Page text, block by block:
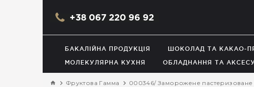
+38 067 220 96 92
БАКАЛІЙНА ПРОДУКЦІЯ ШОКОЛАД ТА КАКАО-
МОЛЕКУЛЯРНА КУХНЯ ОБЛАДНАННЯ ТА
Фруктова Гамма 000346/ Заморожене пастеризоване